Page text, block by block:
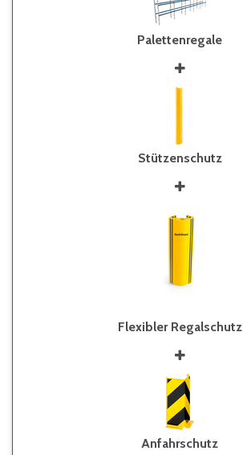
Palettenregale
Stützenschutz
Flexibler Regalschutz
Anfahrschutz